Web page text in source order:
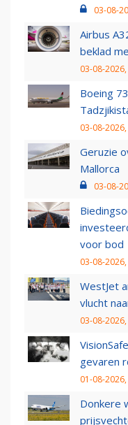
03-08-
Airbus
beklad
03-08-
Boeing
03-08-
Geruzie
Mallorca
03-08-
voor bod
03-08-
WestJet
vlucht
03-08-
gevaren
01-08-
Donkere